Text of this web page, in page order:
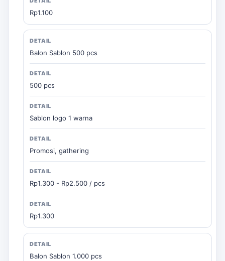
Rp1.100
Balon Sablon 500 pcs
500 pcs
Sablon logo 1 warna
Promosi, gathering
Rp1.300 - Rp2.500 / pcs
Rp1.300
Balon Sablon 1.000 pcs